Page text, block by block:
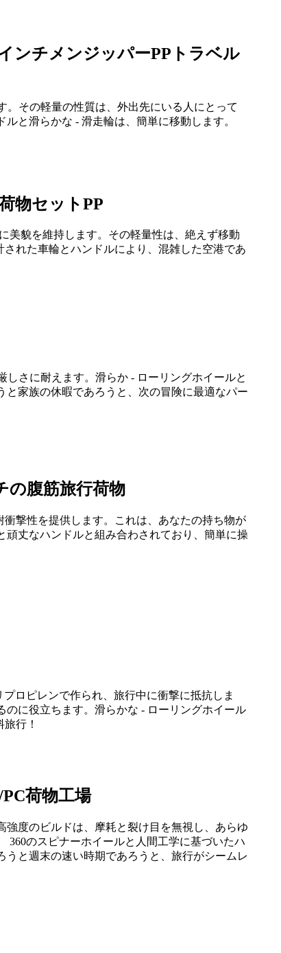
ンチメンジッパーPPトラベル
。その軽量の性質は、外出先にいる人にとって
と滑らかな - 滑走輪は、簡単に移動します。
物セットPP
美貌を維持します。その軽量性は、絶えず移動
れた車輪とハンドルにより、混雑した空港であ
さに耐えます。滑らか - ローリングホイールと
家族の休暇であろうと、次の冒険に最適なパー
の腹筋旅行荷物
撃性を提供します。これは、あなたの持ち物が
丈なハンドルと組み合わされており、簡単に操
ロピレンで作られ、旅行中に衝撃に抵抗しま
に役立ちます。滑らかな - ローリングホイール
行！
PC荷物工場
度のビルドは、摩耗と裂け目を無視し、あらゆ
360のスピナーホイールと人間工学に基づいたハ
と週末の速い時期であろうと、旅行がシームレ